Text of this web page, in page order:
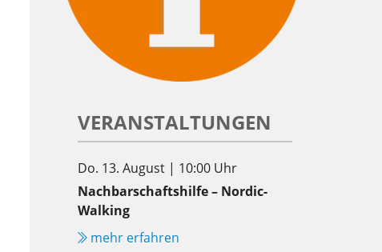
VERANSTALTUNGEN
Do. 13. August | 10:00 Uhr
Nachbarschaftshilfe – Nordic-
Walking
mehr erfahren